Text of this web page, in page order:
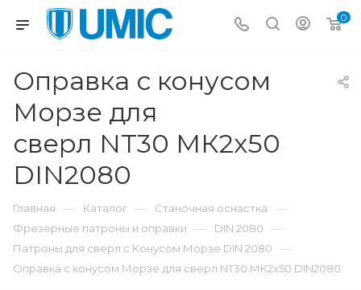
0
Оправка с конусом
Морзе для
сверл NT30 МК2x50
DIN2080
Главная — Каталог — Станочная оснастка —
Фрезерные патроны и оправки — DIN 2080 —
Патроны для сверл с Конусом Морзе DIN 2080 —
Оправка с конусом Морзе для сверл NT30 МК2x50 DIN2080